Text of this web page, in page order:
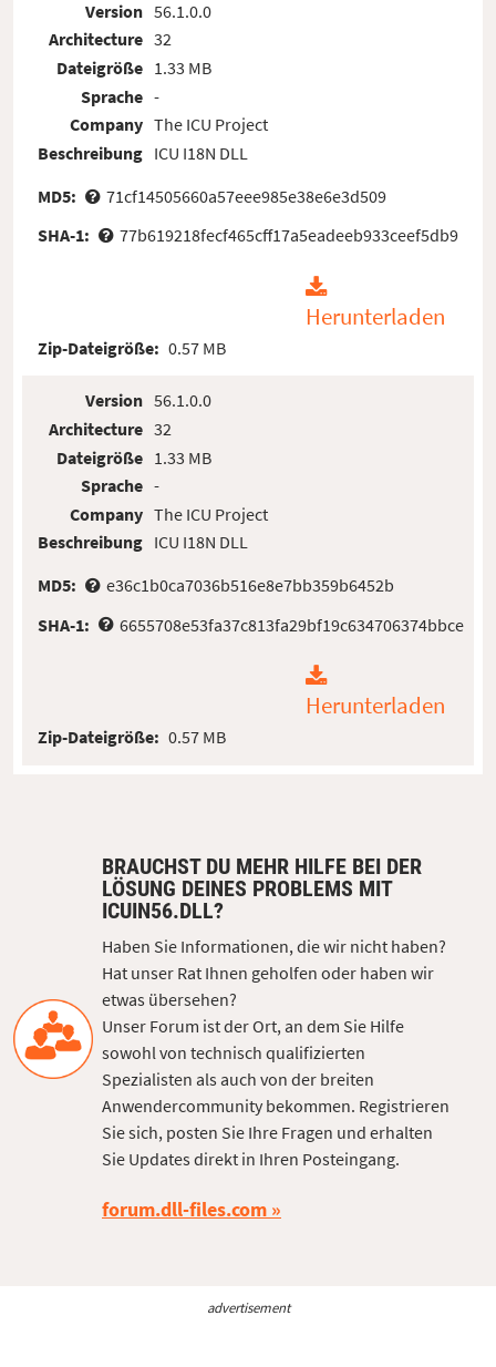
Version
Architecture
Dateigröße
Sprache
Company
Beschreibung
56.1.0.0
32
1.33 MB
-
The ICU Project
ICU I18N DLL
MD5:
71cf14505660a57eee985e38e6e3d509
SHA-1:
77b619218fecf465cff17a5eadeeb933ceef5db9
Herunterladen
Zip-Dateigröße: 0.57 MB
Version
Architecture
Dateigröße
Sprache
Company
Beschreibung
56.1.0.0
32
1.33 MB
-
The ICU Project
ICU I18N DLL
MD5:
e36c1b0ca7036b516e8e7bb359b6452b
SHA-1:
6655708e53fa37c813fa29bf19c634706374bbce
Herunterladen
Zip-Dateigröße: 0.57 MB
BRAUCHST DU MEHR HILFE BEI DER
LÖSUNG DEINES PROBLEMS MIT
ICUIN56.DLL?
Haben Sie Informationen, die wir nicht haben?
Hat unser Rat Ihnen geholfen oder haben wir
etwas übersehen?
Unser Forum ist der Ort, an dem Sie Hilfe
sowohl von technisch qualifizierten
Spezialisten als auch von der breiten
Anwendercommunity bekommen. Registrieren
Sie sich, posten Sie Ihre Fragen und erhalten
Sie Updates direkt in Ihren Posteingang.
forum.dll-files.com
advertisement